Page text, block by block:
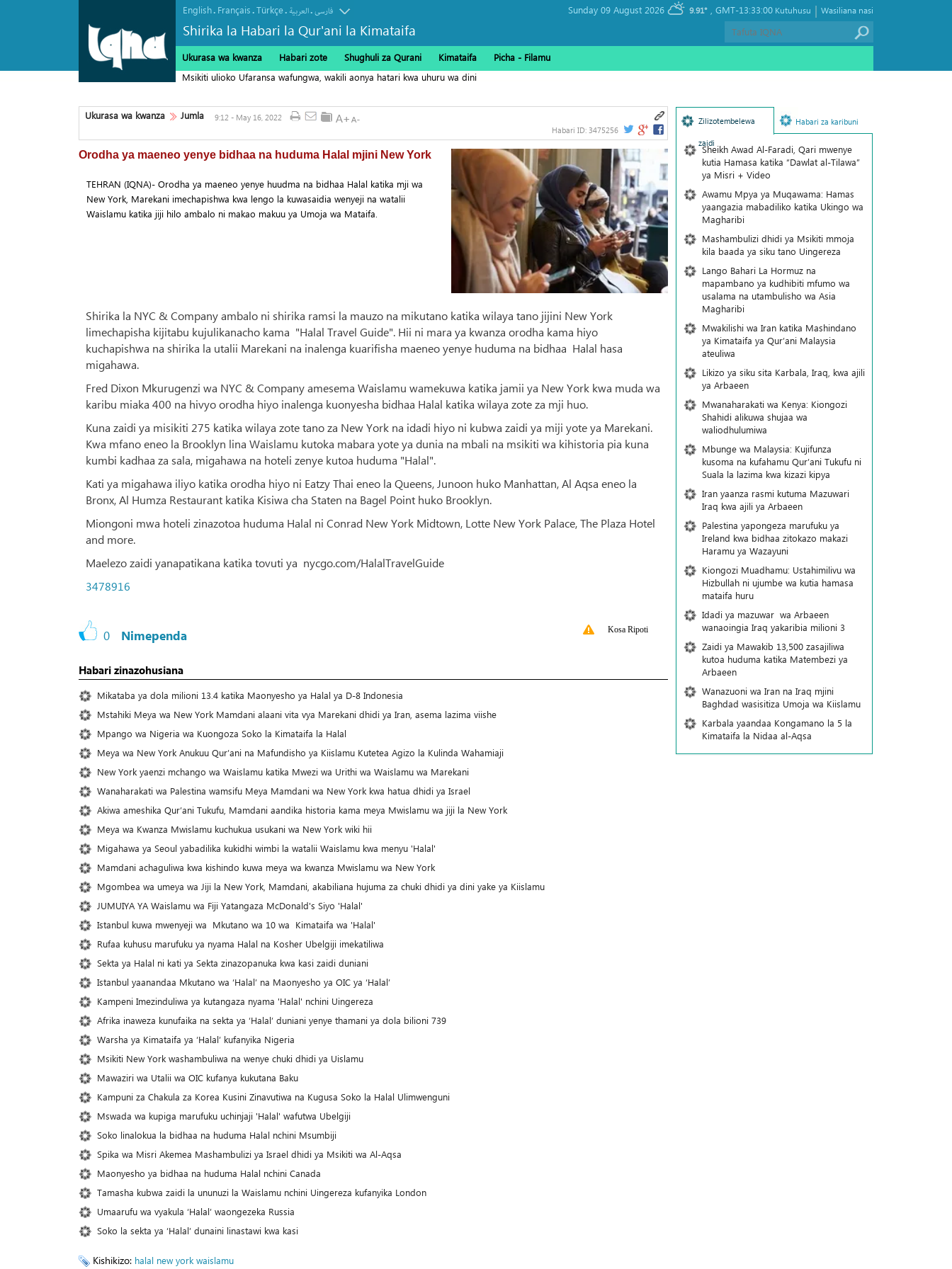
English. Français.Türkçe. العربیة.فارسی
Shirika la Habari la Qur'ani la Kimataifa
GMT-13:33:00
9.91° Wasiliana nasi
|
Kutuhusu
Ukurasa wa kwanza Habari zote Shughuli za Qurani Kimataifa
Picha‎ - Filamu‎
Msikiti ulioko Ufaransa wafungwa, wakili aonya hatari kwa uhuru wa dini
Ukurasa wa kwanza Jumla
9:12 - May 16, 2022
Habari ID: 3475256
Orodha ya maeneo yenye bidhaa na huduma Halal mjini New York
TEHRAN (IQNA)- Orodha ya maeneo yenye huudma na bidhaa Halal katika mji wa
New York, Marekani imechapishwa kwa lengo la kuwasaidia wenyeji na watalii
Waislamu katika jiji hilo ambalo ni makao makuu ya Umoja wa Mataifa.
Shirika la NYC & Company ambalo ni shirika ramsi la mauzo na mikutano katika wilaya tano jijini New York
limechapisha kijitabu kujulikanacho kama "Halal Travel Guide". Hii ni mara ya kwanza orodha kama hiyo
kuchapishwa na shirika la utalii Marekani na inalenga kuarifisha maeneo yenye huduma na bidhaa Halal hasa
migahawa.
Fred Dixon Mkurugenzi wa NYC & Company amesema Waislamu wamekuwa katika jamii ya New York kwa muda wa
karibu miaka 400 na hivyo orodha hiyo inalenga kuonyesha bidhaa Halal katika wilaya zote za mji huo.
Kuna zaidi ya misikiti 275 katika wilaya zote tano za New York na idadi hiyo ni kubwa zaidi ya miji yote ya Marekani.
Kwa mfano eneo la Brooklyn lina Waislamu kutoka mabara yote ya dunia na mbali na msikiti wa kihistoria pia kuna
kumbi kadhaa za sala, migahawa na hoteli zenye kutoa huduma "Halal".
Kati ya migahawa iliyo katika orodha hiyo ni Eatzy Thai eneo la Queens, Junoon huko Manhattan, Al Aqsa eneo la
Bronx, Al Humza Restaurant katika Kisiwa cha Staten na Bagel Point huko Brooklyn.
Miongoni mwa hoteli zinazotoa huduma Halal ni Conrad New York Midtown, Lotte New York Palace, The Plaza Hotel
and more.
Maelezo zaidi yanapatikana katika tovuti ya nycgo.com/HalalTravelGuide
3478916
0 Nimependa Kosa Ripoti
Habari zinazohusiana
Mikataba ya dola milioni 13.4 katika Maonyesho ya Halal ya D-8 Indonesia
Mstahiki Meya wa New York Mamdani alaani vita vya Marekani dhidi ya Iran, asema lazima viishe
Mpango wa Nigeria wa Kuongoza Soko la Kimataifa la Halal
Meya wa New York Anukuu Qur’ani na Mafundisho ya Kiislamu Kutetea Agizo la Kulinda Wahamiaji
New York yaenzi mchango wa Waislamu katika Mwezi wa Urithi wa Waislamu wa Marekani
Wanaharakati wa Palestina wamsifu Meya Mamdani wa New York kwa hatua dhidi ya Israel
Akiwa ameshika Qur’ani Tukufu, Mamdani aandika historia kama meya Mwislamu wa jiji la New York
Meya wa Kwanza Mwislamu kuchukua usukani wa New York wiki hii
Migahawa ya Seoul yabadilika kukidhi wimbi la watalii Waislamu kwa menyu 'Halal'
Mamdani achaguliwa kwa kishindo kuwa meya wa kwanza Mwislamu wa New York
Mgombea wa umeya wa Jiji la New York, Mamdani, akabiliana hujuma za chuki dhidi ya dini yake ya Kiislamu
JUMUIYA YA Waislamu wa Fiji Yatangaza McDonald's Siyo 'Halal'
Istanbul kuwa mwenyeji wa Mkutano wa 10 wa Kimataifa wa 'Halal'
Rufaa kuhusu marufuku ya nyama Halal na Kosher Ubelgiji imekatiliwa
Sekta ya Halal ni kati ya Sekta zinazopanuka kwa kasi zaidi d­­uniani
Istanbul yaanandaa Mkutano wa ‘Halal’ na Maonyesho ya OIC ya ‘Halal’
Kampeni Imezinduliwa ya kutangaza nyama 'Halal' nchini Uingereza
Afrika inaweza kunufaika na sekta ya ‘Halal’ duniani yenye thamani ya dola bilioni 739
Warsha ya Kimataifa ya ‘Halal’ kufanyika Nigeria
Msikiti New York washambuliwa na wenye chuki dhidi ya Uislamu
Mawaziri wa Utalii wa OIC kufanya kukutana Baku
Kampuni za Chakula za Korea Kusini Zinavutiwa na Kugusa Soko la Halal Ulimwenguni
Mswada wa kupiga marufuku uchinjaji 'Halal' wafutwa Ubelgiji
Soko linalokua la bidhaa na huduma Halal nchini Msumbiji
Spika wa Misri Akemea Mashambulizi ya Israel dhidi ya Msikiti wa Al-Aqsa
Maonyesho ya bidhaa na huduma Halal nchini Canada
Tamasha kubwa zaidi la ununuzi la Waislamu nchini Uingereza kufanyika London
Umaarufu wa vyakula ‘Halal’ waongezeka Russia
Soko la sekta ya ‘Halal’ dunaini linastawi kwa kasi
Kishikizo: halal new york waislamu
Zilizotembelewa
zaidi
Habari za karibuni
Sheikh Awad Al-Faradi, Qari mwenye
kutia Hamasa katika “Dawlat al-Tilawa”
ya Misri + Video
Awamu Mpya ya Muqawama: Hamas
yaangazia mabadiliko katika Ukingo wa
Magharibi
Mashambulizi dhidi ya Msikiti mmoja
kila baada ya siku tano Uingereza
Lango Bahari La Hormuz na
mapambano ya kudhibiti mfumo wa
usalama na utambulisho wa Asia
Magharibi
Mwakilishi wa Iran katika Mashindano
ya Kimataifa ya Qur’ani Malaysia
ateuliwa
Likizo ya siku sita Karbala, Iraq, kwa ajili
ya Arbaeen
Mwanaharakati wa Kenya: Kiongozi
Shahidi alikuwa shujaa wa
waliodhulumiwa
Mbunge wa Malaysia: Kujifunza
kusoma na kufahamu Qur’ani Tukufu ni
Suala la lazima kwa kizazi kipya
Iran yaanza rasmi kutuma Mazuwari
Iraq kwa ajili ya Arbaeen
Palestina yapongeza marufuku ya
Ireland kwa bidhaa zitokazo makazi
Haramu ya Wazayuni
Kiongozi Muadhamu: Ustahimilivu wa
Hizbullah ni ujumbe wa kutia hamasa
mataifa huru
Idadi ya mazuwar wa Arbaeen
wanaoingia Iraq yakaribia milioni 3
Zaidi ya Mawakib 13,500 zasajiliwa
kutoa huduma katika Matembezi ya
Arbaeen
Wanazuoni wa Iran na Iraq mjini
Baghdad wasisitiza Umoja wa Kiislamu
Karbala yaandaa Kongamano la 5 la
Kimataifa la Nidaa al-Aqsa